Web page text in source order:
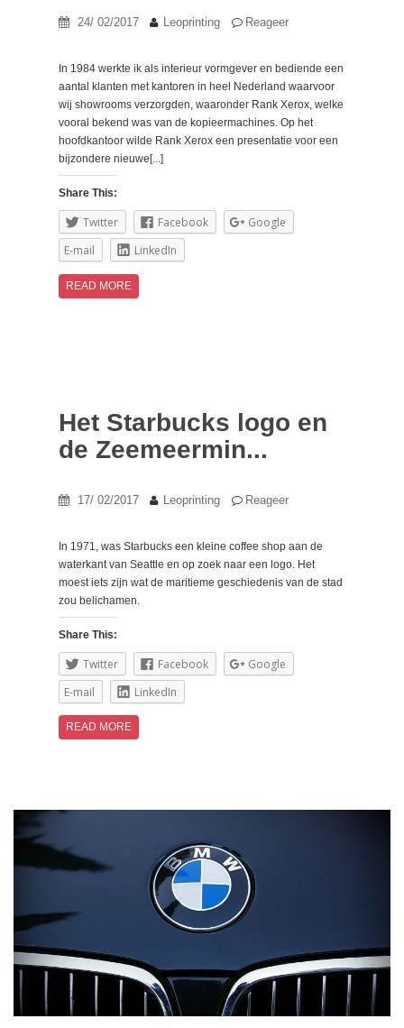
24/ 02/2017 Leoprinting Reageer
In 1984 werkte ik als interieur vormgever en bediende een
aantal klanten met kantoren in heel Nederland waarvoor
wij showrooms verzorgden, waaronder Rank Xerox, welke
vooral bekend was van de kopieermachines. Op het
hoofdkantoor wilde Rank Xerox een presentatie voor een
bijzondere nieuwe[...]
Share This:
Twitter Facebook
Google
E-mail
LinkedIn
READ MORE
Het Starbucks logo en
de Zeemeermin...
17/ 02/2017 Leoprinting Reageer
In 1971, was Starbucks een kleine coffee shop aan de
waterkant van Seattle en op zoek naar een logo. Het
moest iets zijn wat de maritieme geschiedenis van de stad
zou belichamen.
Share This:
Twitter Facebook
Google
E-mail
LinkedIn
READ MORE